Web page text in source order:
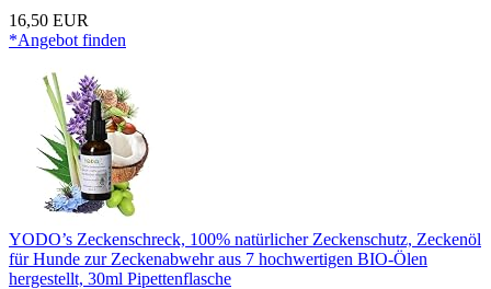
16,50 EUR
*Angebot finden
YODO’s Zeckenschreck, 100% natürlicher Zeckenschutz, Zeckenöl
für Hunde zur Zeckenabwehr aus 7 hochwertigen BIO-Ölen
hergestellt, 30ml Pipettenflasche